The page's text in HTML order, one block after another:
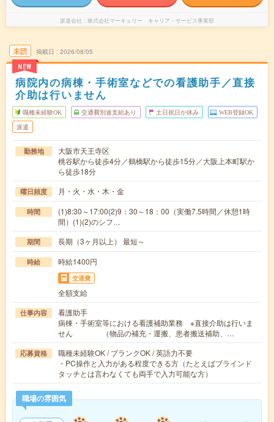
派遣会社 株式会社マーキュリー キャリア・サービス事業部
未読
NEW
掲載日 2026/08/05
病院内の病棟・手術室などでの看護助手／直接
介助は行いません
職種未経験OK 交通費別途支給あり 土日祝日が休み WEB登録OK
派遣
勤務地
大阪市天王寺区
桃谷駅から徒歩4分／鶴橋駅から徒歩15分／大阪上本町駅か
ら徒歩18分
曜日頻度 月・火・水・木・金
時間
(1)8:30～17:00(2)9：30～18：00（実働7.5時間／休憩1時
間）(1)(2)のシフ…
期間 長期（3ヶ月以上） 最短～
時給 時給1400円
交通費
全額支給
仕事内容
看護助手
病棟・手術室等における看護補助業務 ※直接介助は行いま
せん （物品の補充・運搬、患者搬送補助、…
応募資格
職種未経験OK / ブランクOK / 英語力不要
・PC操作と入力がある程度できる方（たとえばブラインド
タッチとは言わなくても両手で入力可能な方）
職場の雰囲気